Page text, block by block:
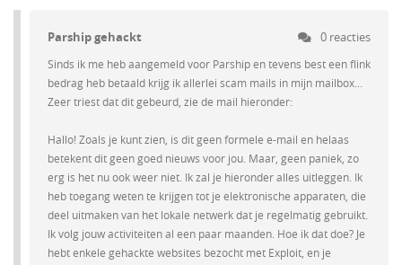
Parship gehackt 0 reacties
Sinds ik me heb aangemeld voor Parship en tevens best een flink
bedrag heb betaald krijg ik allerlei scam mails in mijn mailbox...
Zeer triest dat dit gebeurd, zie de mail hieronder:
Hallo! Zoals je kunt zien, is dit geen formele e-mail en helaas
betekent dit geen goed nieuws voor jou. Maar, geen paniek, zo
erg is het nu ook weer niet. Ik zal je hieronder alles uitleggen. Ik
heb toegang weten te krijgen tot je elektronische apparaten, die
deel uitmaken van het lokale netwerk dat je regelmatig gebruikt.
Ik volg jouw activiteiten al een paar maanden. Hoe ik dat doe? Je
hebt enkele gehackte websites bezocht met Exploit, en je